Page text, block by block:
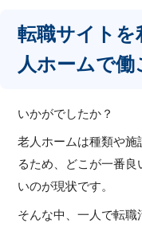
転職サイトを
人ホームで働
いかがでしたか？
老人ホームは種類や施
るため、どこが一番
いのが現状です。
そんな中、一人で転